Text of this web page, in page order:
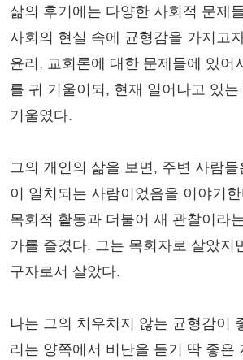
삶의 후기에는 다양한 사회적 문제
사회의 현실 속에 균형감을 가지고
윤리, 교회론에 대한 문제들에 있어
를 귀 기울이되, 현재 일어나고 있
기울였다.
그의 개인의 삶을 보면, 주변 사람
이 일치되는 사람이었음을 이야기
목회적 활동과 더불어 새 관찰이라
가를 즐겼다. 그는 목회자로 살았지
구자로서 살았다.
나는 그의 치우치지 않는 균형감이
리는 양쪽에서 비난을 듣기 딱 좋은